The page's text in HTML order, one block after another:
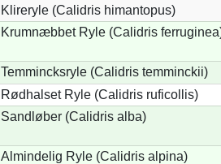
Klireryle (Calidris himantopus)
Krumnæbbet Ryle (Calidris
Temmincksryle (Calidris temminckii)
Rødhalset Ryle (Calidris ruficollis)
Sandløber (Calidris alba)
Almindelig Ryle (Calidris alpina)